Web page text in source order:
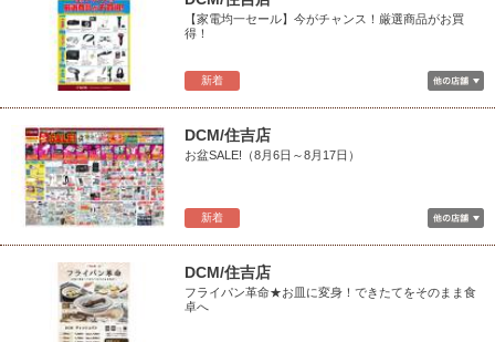
新着
【家電均一セール】今がチャンス！厳選商品がお買
得！
新着
DCM/住吉店
お盆SALE!（8月6日～8月17日）
DCM/住吉店
フライパン革命★お皿に変身！できたてをそのまま食
卓へ